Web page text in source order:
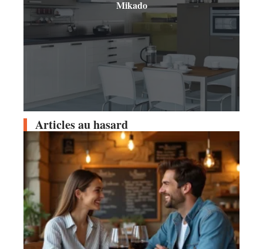
ALIMENTATION
Mikado
Articles au hasard